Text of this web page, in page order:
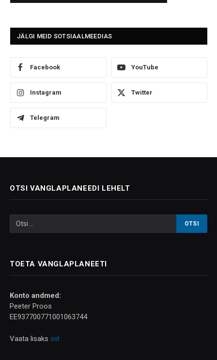
JÄLGI MEID SOTSIAALMEEDIAS
Facebook YouTube
Instagram Twitter
Telegram
OTSI VANGLAPLANEEDI LEHELT
TOETA VANGLAPLANEETI
Konto andmed:
Peeter Proos
EE937700771001063744
Vaata lisaks siit